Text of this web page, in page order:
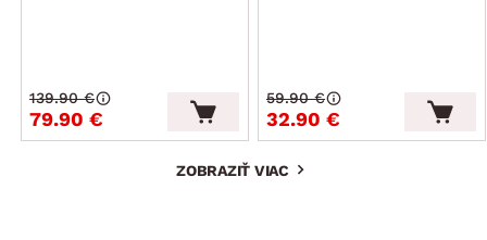
79.90 €
139.90 €
32.90 €
59.90 €
ZOBRAZIŤ VIAC